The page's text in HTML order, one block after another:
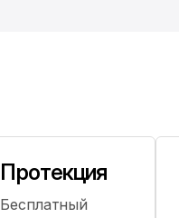
Протекция
Бесплатный